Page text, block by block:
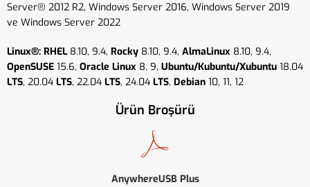
Server® 2012 R2, Windows Server 2016, Windows Server 2019
ve Windows Server 2022
Linux®: RHEL8.10, 9.4, Rocky 8.10, 9.4, AlmaLinux 8.10, 9.4,
OpenSUSE 15.6, Oracle Linux 8, 9, Ubuntu/Kubuntu/Xubuntu 18.04
LTS, 20.04 LTS, 22.04 LTS, 24.04 LTS, Debian 10, 11, 12
Ürün Broşürü
AnywhereUSB Plus